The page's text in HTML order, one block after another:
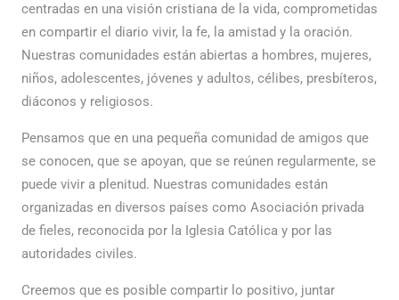
centradas en una visión cristiana de la vida, comprometidas
en compartir el diario vivir, la fe, la amistad y la oración.
Nuestras comunidades están abiertas a hombres, mujeres,
niños, adolescentes, jóvenes y adultos, célibes, presbíteros,
diáconos y religiosos.
Pensamos que en una pequeña comunidad de amigos que
se conocen, que se apoyan, que se reúnen regularmente, se
puede vivir a plenitud. Nuestras comunidades están
organizadas en diversos países como Asociación privada
de fieles, reconocida por la Iglesia Católica y por las
autoridades civiles.
Creemos que es posible compartir lo positivo, juntar